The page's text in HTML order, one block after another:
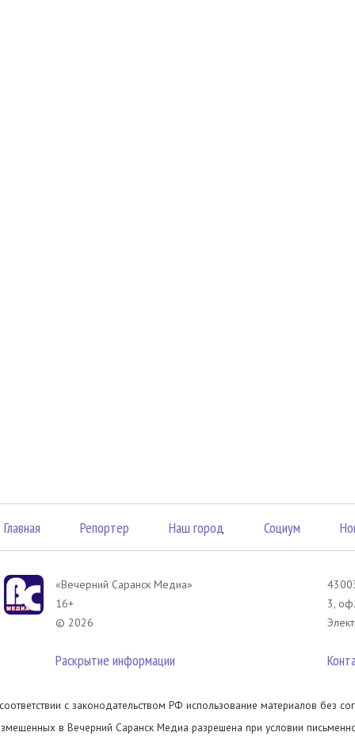
Главная Репортер Наш город Социум
«Вечерний Саранск Mедиа»
16+
© 2026
Раскрытие информации
3,
с законодательством РФ использование материалов без
в Вечерний Саранск Медиа разрешена при условии